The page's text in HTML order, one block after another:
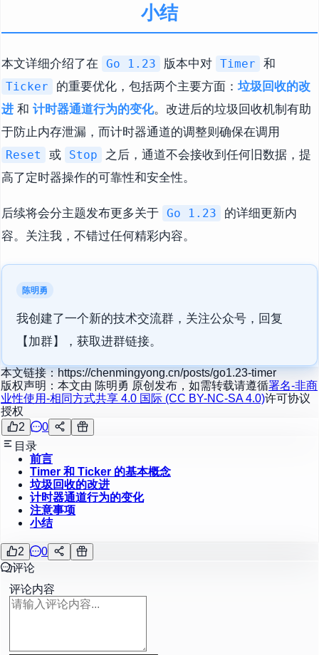
小结
本文详细介绍了在 Go 1.23 版本中对 Timer 和
Ticker 的重要优化，包括两个主要方面：垃圾回收的改
进 和 计时器通道行为的变化。改进后的垃圾回收机制有助
于防止内存泄漏，而计时器通道的调整则确保在调用
Reset 或 Stop
之后，通道不会接收到任何旧数据，提
高了定时器操作的可靠性和安全性。
后续将会分主题发布更多关于 Go 1.23
的详细更新内
容。关注我，不错过任何精彩内容。
陈明勇
我创建了一个新的技术交流群，关注公众号，回复
【加群】，获取进群链接。
本文链接：https://chenmingyong.cn/posts/go1.23-timer
版权声明：本文由 陈明勇 原创发布，如需转载请遵循署名-非商
业性使用-相同方式共享 4.0 国际 (CC BY-NC-SA 4.0)许可协议
授权
2
0
目录
前言
Timer 和 Ticker 的基本概念
垃圾回收的改进
计时器通道行为的变化
注意事项
小结
2
0
评论
评论内容